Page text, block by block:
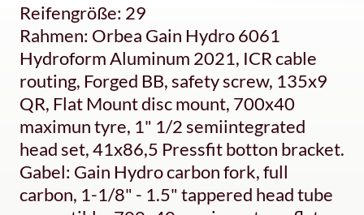
Reifengröße: 29
Rahmen: Orbea Gain Hydro 6061
Hydroform Aluminum 2021, ICR cable
routing, Forged BB, safety screw, 135x9
QR, Flat Mount disc mount, 700x40
maximun tyre, 1" 1/2 semiintegrated
head set, 41x86,5 Pressfit botton bracket.
Gabel: Gain Hydro carbon fork, full
carbon, 1-1/8" - 1.5" tappered head tube